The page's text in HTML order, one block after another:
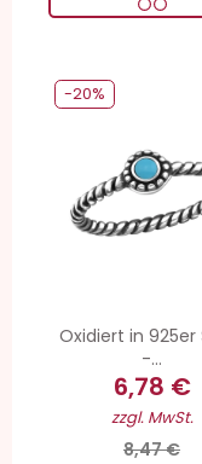
Oxidiert in 925er
-...
6,78 €
zzgl. MwSt.
8,47 €
-20%